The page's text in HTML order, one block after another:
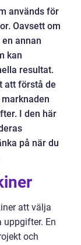
används för
Oavsett om
annan
kan
resultat.
att förstå de
I den här
på när du
att välja
uppgifter. En
och